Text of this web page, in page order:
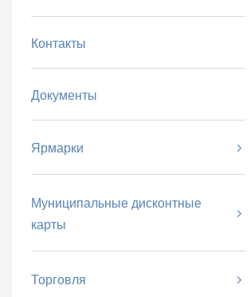
Контакты
Документы
Ярмарки
Муниципальные дисконтные
карты
Торговля